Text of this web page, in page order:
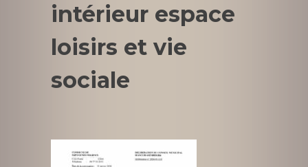
intérieur espace
loisirs et vie
sociale